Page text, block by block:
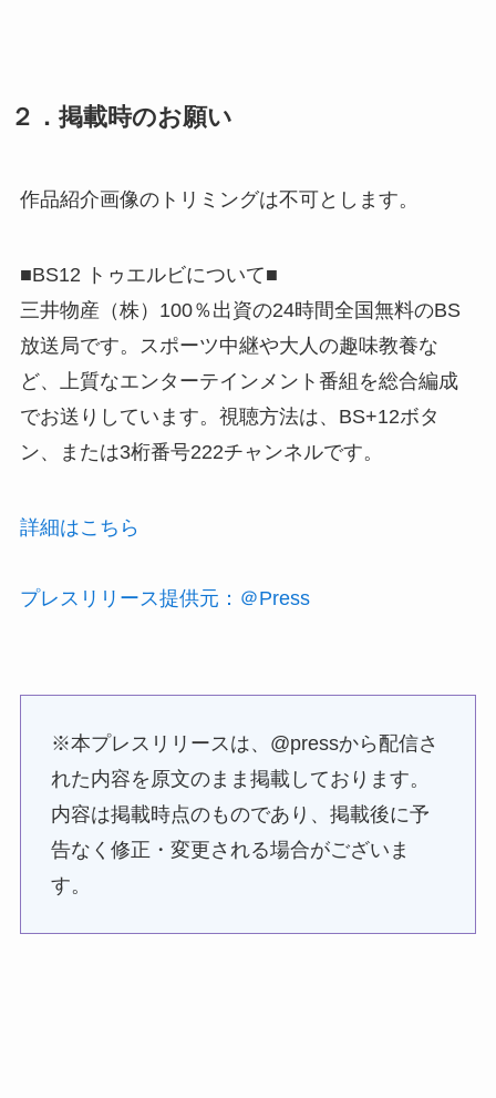
２．掲載時のお願い
作品紹介画像のトリミングは不可とします。
■BS12 トゥエルビについて■
三井物産（株）100％出資の24時間全国無料のBS
放送局です。スポーツ中継や大人の趣味教養な
ど、上質なエンターテインメント番組を総合編成
でお送りしています。視聴方法は、BS+12ボタ
ン、または3桁番号222チャンネルです。
詳細はこちら
プレスリリース提供元：＠Press
※本プレスリリースは、@pressから配信さ
れた内容を原文のまま掲載しております。
内容は掲載時点のものであり、掲載後に予
告なく修正・変更される場合がございま
す。